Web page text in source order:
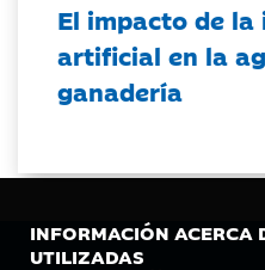
INFORMACIÓN ACERCA
UTILIZADAS
El impacto de
artificial en la
ganadería